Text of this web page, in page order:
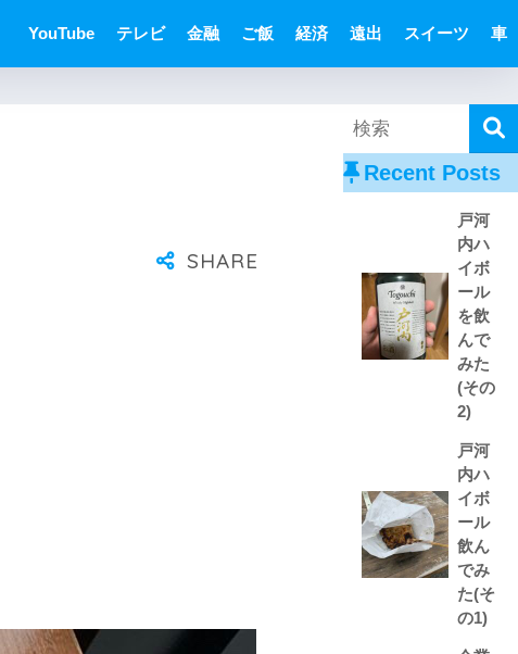
YouTube テレビ 金融 ご飯 経済 遠出 スイーツ 車
Recent Posts
戸河
内ハ
イボ
ール
を飲
んで
みた
(その
2)
戸河
内ハ
イボ
ール
飲ん
でみ
た(そ
の1)